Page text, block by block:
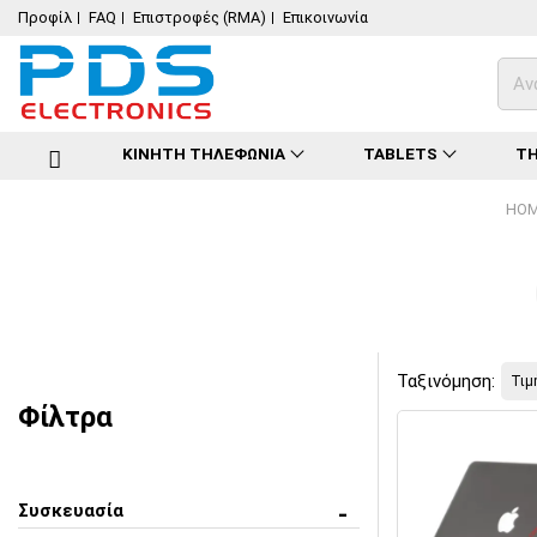
Προφίλ FAQ Επιστροφές (RMA) Επικοινωνία
ΚΙΝΗΤΗ ΤΗΛΕΦΩΝΙΑ TABLETS
Φίλτρα
Συσκευασία
Ταξινόμηση: